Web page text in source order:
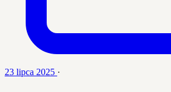
23 lipca 2025 ·